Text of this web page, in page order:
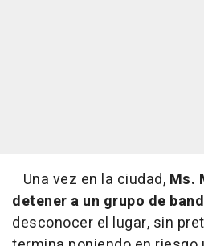
Una vez en la ciudad, Ms.
detener a un grupo de
desconocer el lugar, sin